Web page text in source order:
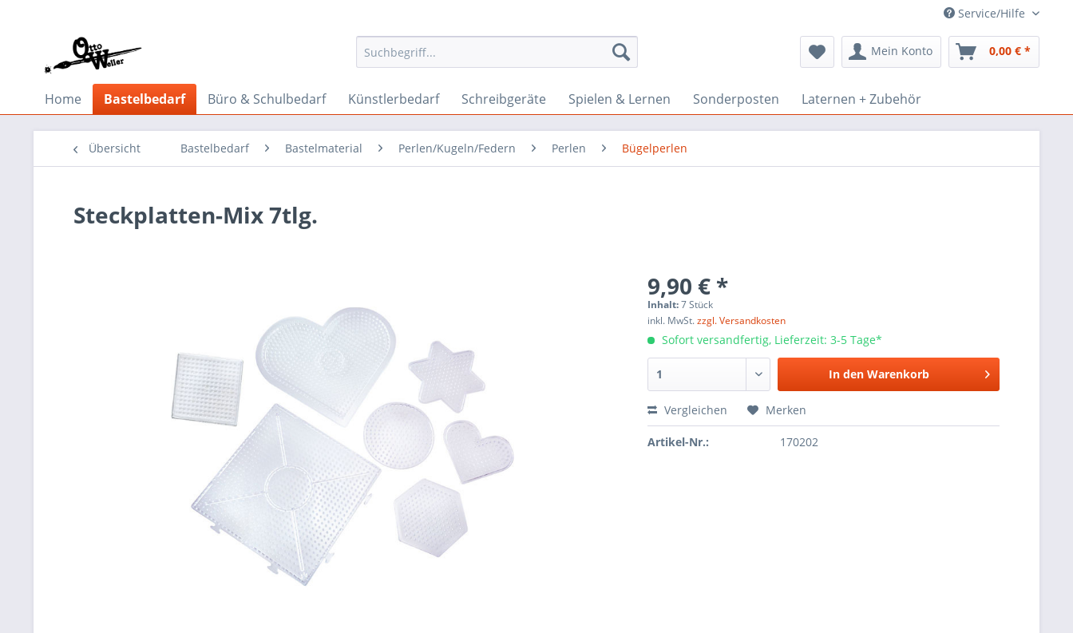
Service/Hilfe
Mein Konto 0,00 € *
Home Bastelbedarf Büro & Schulbedarf Künstlerbedarf Schreibgeräte Spielen & Lernen Sonderposten Laternen + Zubehör
Übersicht Bastelbedarf Bastelmaterial Perlen/Kugeln/Federn Perlen Bügelperlen
Steckplatten-Mix 7tlg.
9,90 € *
Inhalt:7 Stück
inkl. MwSt.zzgl. Versandkosten
Sofort versandfertig, Lieferzeit: 3-5 Tage*
In den Warenkorb
Vergleichen Merken
Artikel-Nr.: 170202